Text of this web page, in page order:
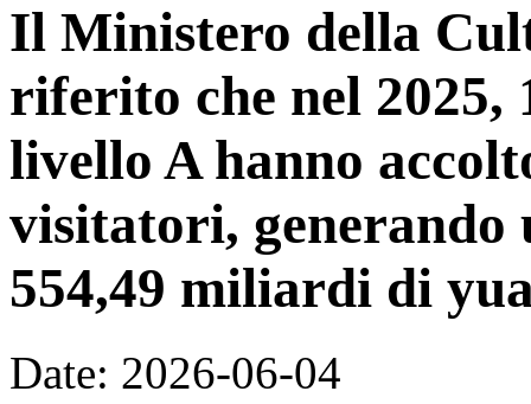
Il Ministero della
riferito che nel
livello A hanno
visitatori,
554,49 miliardi di
Date: 2026-06-04